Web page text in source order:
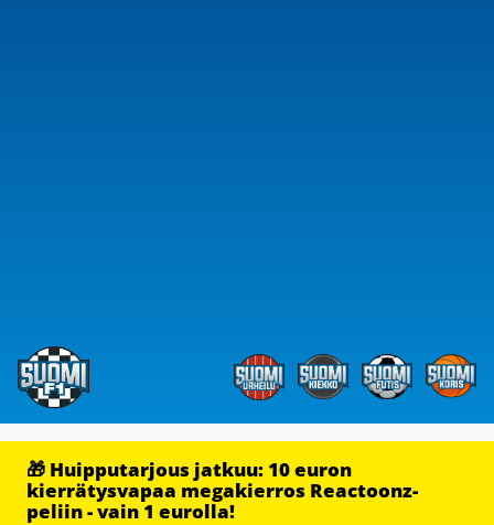
🎁 Huipputarjous jatkuu: 10 euron
kierrätysvapaa megakierros Reactoonz-
peliin - vain 1 eurolla!